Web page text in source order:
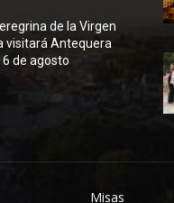
de la Virgen
visitará Antequera
de agosto
Misas